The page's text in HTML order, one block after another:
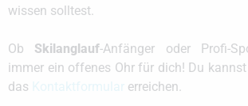
wissen solltest.
Ob Skilanglauf-Anfänger oder Profi-
immer ein offenes Ohr für dich! Du
das
erreichen.